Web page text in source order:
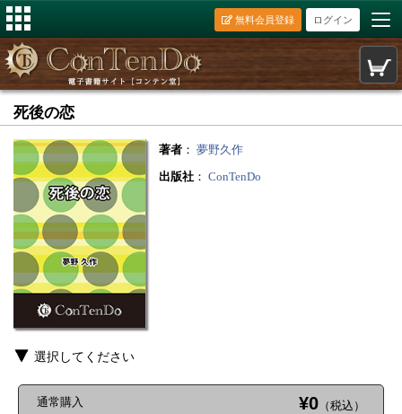
ログイン
無料会員登録
死後の恋
著者 ： 夢野久作
出版社 ： ConTenDo
選択してください
通常購入 ¥0 （税込）